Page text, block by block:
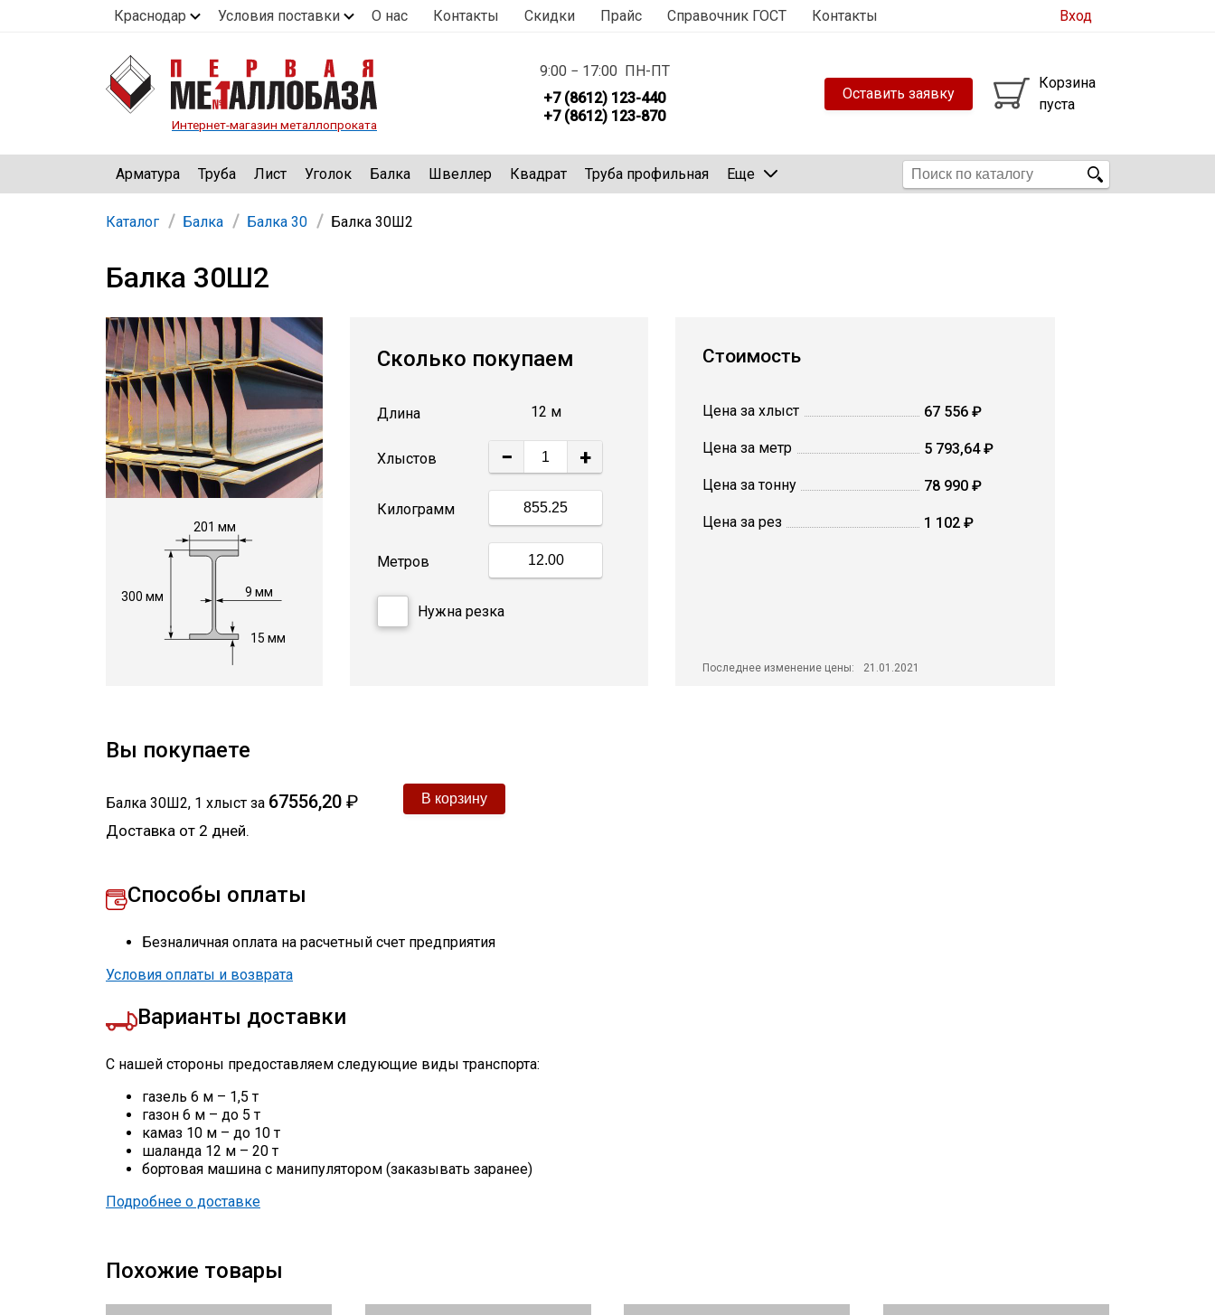
Краснодар Условия поставки О нас Контакты Скидки Прайс Справочник ГОСТ Контакты Вход
Интернет-магазин металлопроката
9:00 − 17:00 ПН-ПТ
+7 (8612) 123-440
+7 (8612) 123-870
Корзина
пуста
Оставить заявку
Арматура Труба Лист Уголок Балка Швеллер Квадрат Труба профильная Еще
Каталог Балка Балка 30 Балка 30Ш2
Балка 30Ш2
300 мм
201 мм
9 мм
15 мм
Сколько покупаем
Длина 12 м
Хлыстов − +
Килограмм
Метров
Нужна резка
Стоимость
Цена за хлыст 67 556 ₽
Цена за метр 5 793,64 ₽
Цена за тонну 78 990 ₽
Цена за рез 1 102 ₽
Последнее изменение цены: 21.01.2021
Вы покупаете
Балка 30Ш2, 1 хлыст за 67556,20 ₽
Доставка от 2 дней.
Способы оплаты
Безналичная оплата на расчетный счет предприятия
Условия оплаты и возврата
Варианты доставки
С нашей стороны предоставляем следующие виды транспорта:
газель 6 м – 1,5 т
газон 6 м – до 5 т
камаз 10 м – до 10 т
шаланда 12 м – 20 т
бортовая машина с манипулятором (заказывать заранее)
Подробнее о доставке
Похожие товары